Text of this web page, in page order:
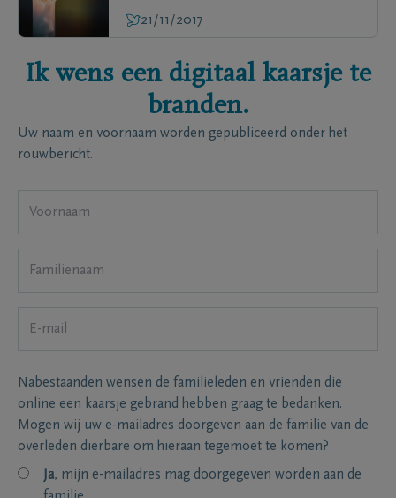
21/11/2017
Ik wens een digitaal kaarsje te
branden.
Uw naam en voornaam worden gepubliceerd onder het
rouwbericht.
Nabestaanden wensen de familieleden en vrienden die
online een kaarsje gebrand hebben graag te bedanken.
Mogen wij uw e-mailadres doorgeven aan de familie van de
overleden dierbare om hieraan tegemoet te komen?
Ja, mijn e-mailadres mag doorgegeven worden aan de